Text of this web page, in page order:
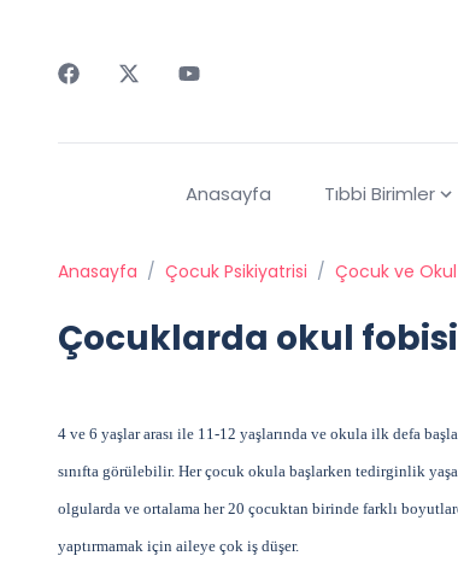
Anasayfa Tıbbi Birimler
Anasayfa / Çocuk Psikiyatrisi / Çocuk ve Okul
Çocuklarda okul
4 ve 6 yaşlar arası ile 11-12 yaşlarında ve okula ilk defa
sınıfta görülebilir. Her çocuk okula başlarken tedirginlik
olgularda ve ortalama her 20 çocuktan birinde farklı
yaptırmamak için aileye çok iş düşer.